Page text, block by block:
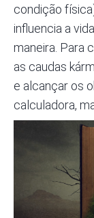
condição
influencia a
maneira. Para
as caudas
e alcançar os
calculadora,